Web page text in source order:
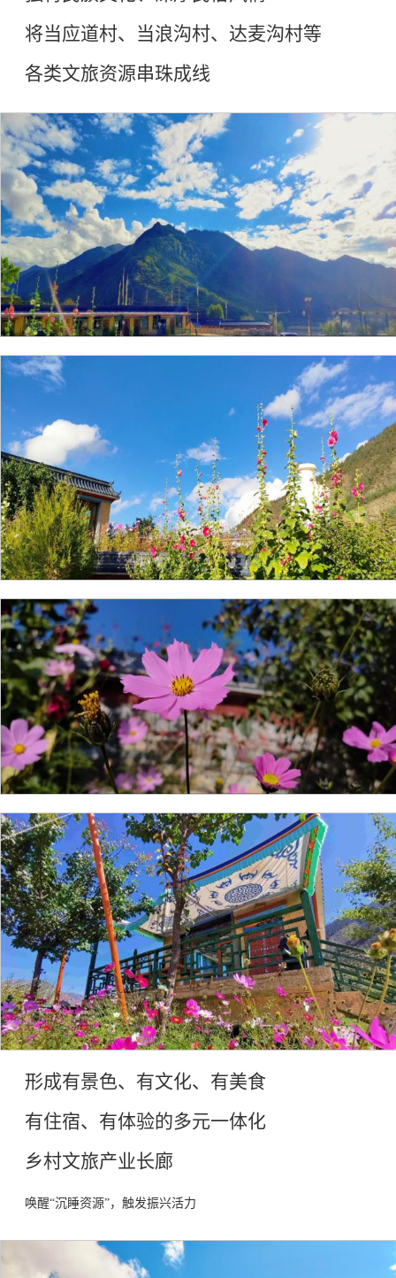
将当应道村、当浪沟村、达麦沟村等
各类文旅资源串珠成线
形成有景色、有文化、有美食
有住宿、有体验的多元一体化
乡村文旅产业长廊
唤醒“沉睡资源”，触发振兴活力